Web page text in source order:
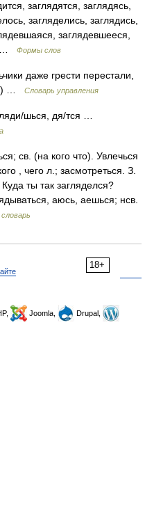
заглядятся, заглядясь,
загляделись, заглядись,
заглядевшееся,
…
Формы слов
даже грести перестали,
…
Словарь управления
шься, дя/тся …
св. (на кого что). Увлечься
, чего л.; засмотреться. З.
ты так загляделся?
аюсь, аешься; нсв.
18+
Joomla,
Drupal,